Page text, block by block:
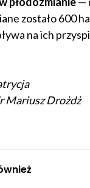
zostało 600
na ich
Mariusz Drożdż